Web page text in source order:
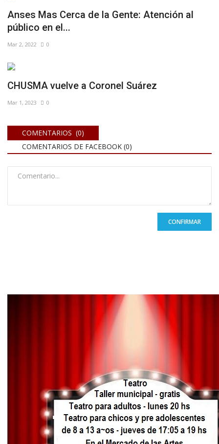
Anses Mas Cerca de la Gente: Atención al
público en el...
Mar 2, 2022 0
CHUSMA vuelve a Coronel Suárez
Mar 1, 2023 0
COMENTARIOS (0)
COMENTARIOS DE FACEBOOK (0)
CONFIRMAR